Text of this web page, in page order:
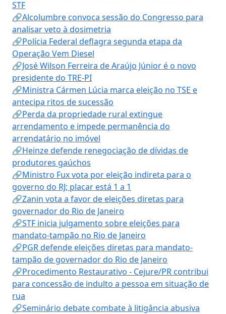
STF
🔗Alcolumbre convoca sessão do Congresso para
analisar veto à dosimetria
🔗Polícia Federal deflagra segunda etapa da
Operação Vem Diesel
🔗José Wilson Ferreira de Araújo Júnior é o novo
presidente do TRE-PI
🔗Ministra Cármen Lúcia marca eleição no TSE e
antecipa ritos de sucessão
🔗Perda da propriedade rural extingue
arrendamento e impede permanência do
arrendatário no imóvel
🔗Heinze defende renegociação de dívidas de
produtores gaúchos
🔗Ministro Fux vota por eleição indireta para o
governo do RJ; placar está 1 a 1
🔗Zanin vota a favor de eleições diretas para
governador do Rio de Janeiro
🔗STF inicia julgamento sobre eleições para
mandato-tampão no Rio de Janeiro
🔗PGR defende eleições diretas para mandato-
tampão de governador do Rio de Janeiro
🔗Procedimento Restaurativo - Cejure/PR contribui
para concessão de indulto a pessoa em situação de
rua
🔗Seminário debate combate à litigância abusiva